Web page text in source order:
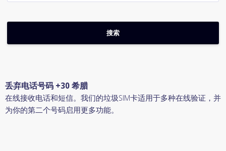
丢弃电话号码 +30 希腊
在线接收电话和短信。我们的垃圾SIM卡适用于多种在线验证，并
为你的第二个号码启用更多功能。